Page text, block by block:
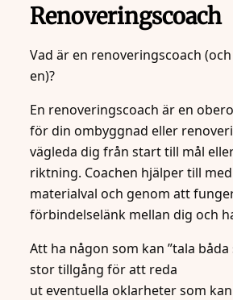
Renoveringscoach
Vad är en renoveringscoach
en)?
En renoveringscoach är en
för din ombyggnad eller
vägleda dig från start till mål
riktning. Coachen hjälper till
materialval och genom att
förbindelselänk mellan dig och
Att ha någon som kan ”tala båda
stor tillgång för att reda
ut eventuella oklarheter som